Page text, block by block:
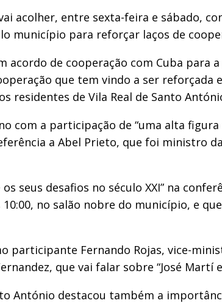
acolher, entre sexta-feira e sábado,
município para reforçar laços de
acordo de cooperação com Cuba
que tem vindo a ser
residentes de Vila Real de Santo
com a participação de “uma alta
a Abel Prieto, que foi ministro
seus desafios no século XXI” na
no salão nobre do município, e
participante Fernando Rojas, vice-
que vai falar sobre “José Martí
António destacou também a